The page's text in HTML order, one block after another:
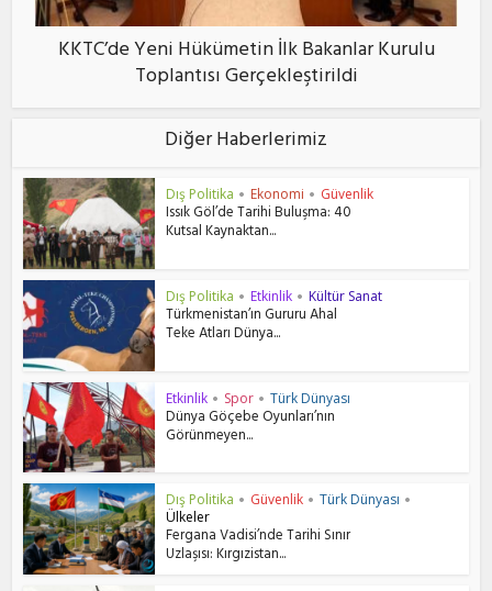
KKTC’de Yeni Hükümetin İlk Bakanlar Kurulu
Toplantısı Gerçekleştirildi
Diğer Haberlerimiz
Dış Politika • Ekonomi • Güvenlik
Issık Göl’de Tarihi Buluşma: 40
Kutsal Kaynaktan...
Dış Politika • Etkinlik • Kültür Sanat
Türkmenistan’ın Gururu Ahal
Teke Atları Dünya...
Etkinlik • Spor • Türk Dünyası
Dünya Göçebe Oyunları’nın
Görünmeyen...
Dış Politika • Güvenlik • Türk Dünyası •
Ülkeler
Fergana Vadisi’nde Tarihi Sınır
Uzlaşısı: Kırgızistan...